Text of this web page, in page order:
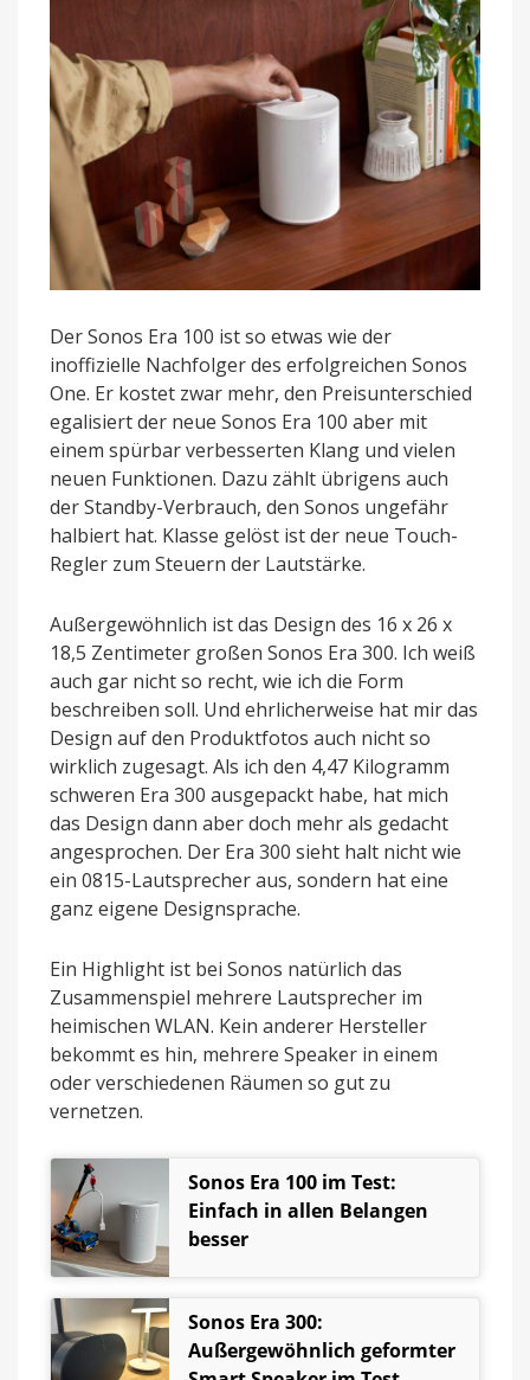
Der Sonos Era 100 ist so etwas wie der
inoffizielle Nachfolger des erfolgreichen Sonos
One. Er kostet zwar mehr, den Preisunterschied
egalisiert der neue Sonos Era 100 aber mit
einem spürbar verbesserten Klang und vielen
neuen Funktionen. Dazu zählt übrigens auch
der Standby-Verbrauch, den Sonos ungefähr
halbiert hat. Klasse gelöst ist der neue Touch-
Regler zum Steuern der Lautstärke.
Außergewöhnlich ist das Design des 16 x 26 x
18,5 Zentimeter großen Sonos Era 300. Ich weiß
auch gar nicht so recht, wie ich die Form
beschreiben soll. Und ehrlicherweise hat mir das
Design auf den Produktfotos auch nicht so
wirklich zugesagt. Als ich den 4,47 Kilogramm
schweren Era 300 ausgepackt habe, hat mich
das Design dann aber doch mehr als gedacht
angesprochen. Der Era 300 sieht halt nicht wie
ein 0815-Lautsprecher aus, sondern hat eine
ganz eigene Designsprache.
Ein Highlight ist bei Sonos natürlich das
Zusammenspiel mehrere Lautsprecher im
heimischen WLAN. Kein anderer Hersteller
bekommt es hin, mehrere Speaker in einem
oder verschiedenen Räumen so gut zu
vernetzen.
Sonos Era 100 im Test:
Einfach in allen Belangen
besser
Sonos Era 300:
Außergewöhnlich geformter